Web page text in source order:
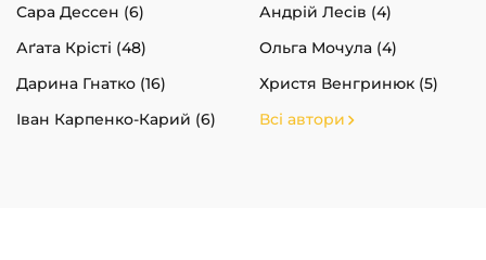
Сара Дессен (6)
Андрій Лесів (4)
Аґата Крісті (48)
Ольга Мочула (4)
Дарина Гнатко (16)
Христя Венгринюк (5)
Іван Карпенко-Карий (6)
Всі автори